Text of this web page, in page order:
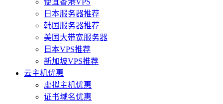
便宜香港VPS
日本服务器推荐
韩国服务器推荐
美国大带宽服务器
日本VPS推荐
新加坡VPS推荐
云主机优惠
虚拟主机优惠
证书域名优惠